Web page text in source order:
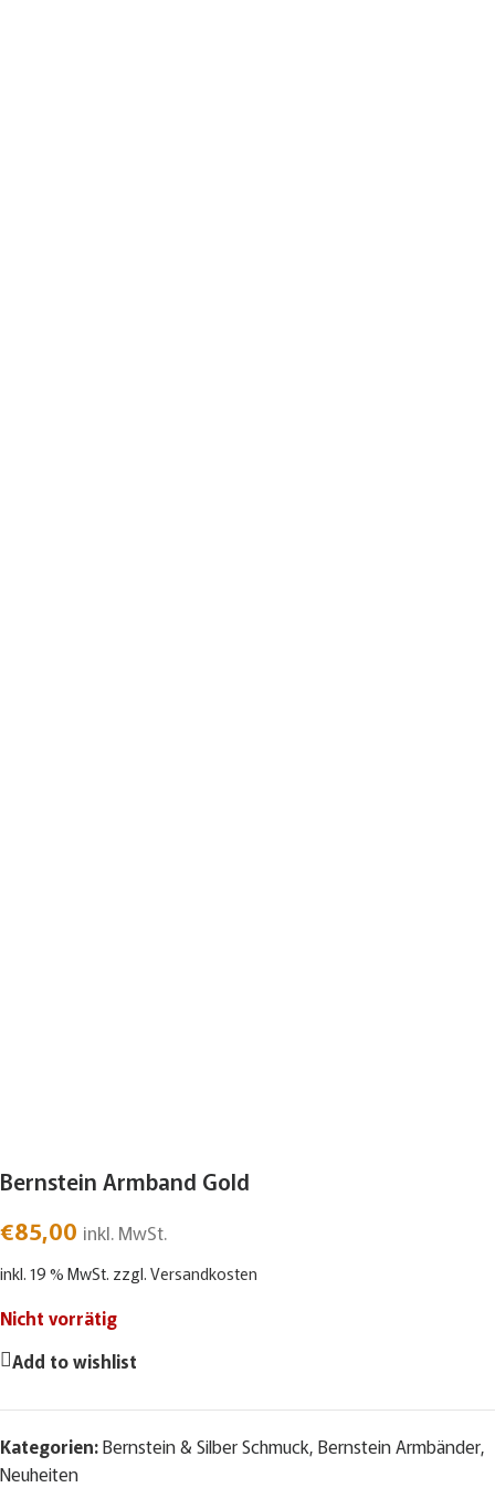
Bernstein Armband Gold
€85,00 inkl. MwSt.
inkl. 19 % MwSt. zzgl.Versandkosten
Nicht vorrätig
Add to wishlist
Kategorien:Bernstein & Silber Schmuck, Bernstein Armbänder,
Neuheiten